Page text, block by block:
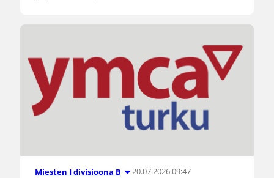
Miesten I divisioona B 20.07.2026 09:47